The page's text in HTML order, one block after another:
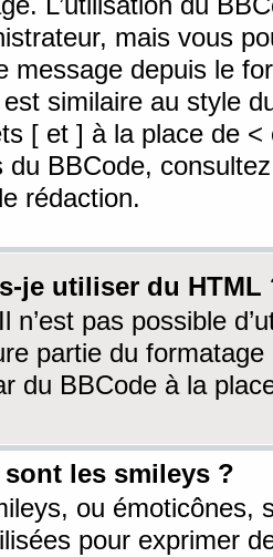
mais vous
message depuis le
similaire au style
[ et ] à la place de <
du BBCode,
rédaction.
je utiliser du HTML
n’est pas possible
partie du
du BBCode à la
sont les smileys ?
ou émoticônes,
pour exprimer